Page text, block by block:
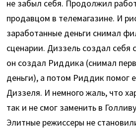
не забыл себя. Продолжил
продавцом в телемагазине. И
заработанные деньги снимал
сценарии. Диззель создал себя
он создал Риддика (снимал
деньги), а потом Риддик помог
Диззеля. И немного жаль, что
так и не смог заменить в
Элитные режиссеры не